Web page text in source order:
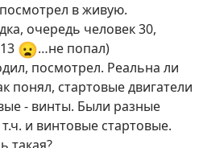
в живую.
очередь человек 30,
😦…не попал)
посмотрел. Реальна ли
понял, стартовые двигатели
- винты. Были разные
и винтовые стартовые.